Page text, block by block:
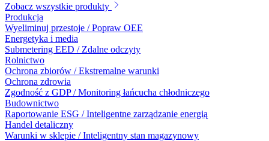
Zobacz wszystkie produkty
Produkcja
Wyeliminuj przestoje / Popraw OEE
Energetyka i media
Submetering EED / Zdalne odczyty
Rolnictwo
Ochrona zbiorów / Ekstremalne warunki
Ochrona zdrowia
Zgodność z GDP / Monitoring łańcucha chłodniczego
Budownictwo
Raportowanie ESG / Inteligentne zarządzanie energią
Handel detaliczny
Warunki w sklepie / Inteligentny stan magazynowy